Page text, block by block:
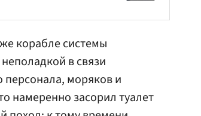
корабле системы
в связи
моряков и
намеренно засорил туалет